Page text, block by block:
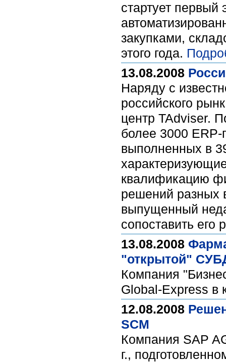
стартует первый
закупками,
этого года.
13.08.2008
Наряду с
российского
центр TAdviser.
более 3000 ERP-
выполненных в
квалификацию
решений разных
выпущенный
сопоставить его
13.08.2008
"открытой"
Компания
Global-Express
12.08.2008
SCM
Компания SAP
г.,